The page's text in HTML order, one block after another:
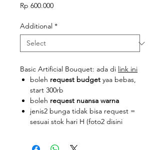
Rp 600.000Price
Additional *
Basic Artificial Bouquet: ada di link ini
boleh request budget yaa bebas,
start 300rb
boleh request nuansa warna
jenis2 bunga tidak bisa request =
sesuai stok hari H (foto2 disini
sehingga belum tentu bisa sama